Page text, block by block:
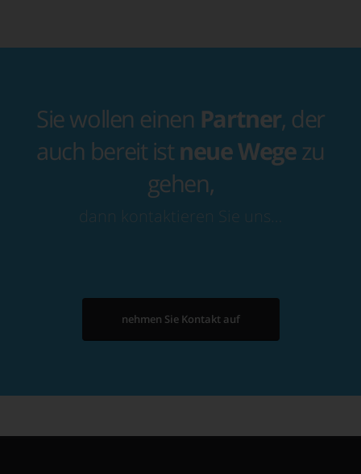
Sie wollen einen Partner, der
auch bereit ist neue Wegezu
gehen,
dann kontaktieren Sie uns…
nehmen Sie Kontakt auf